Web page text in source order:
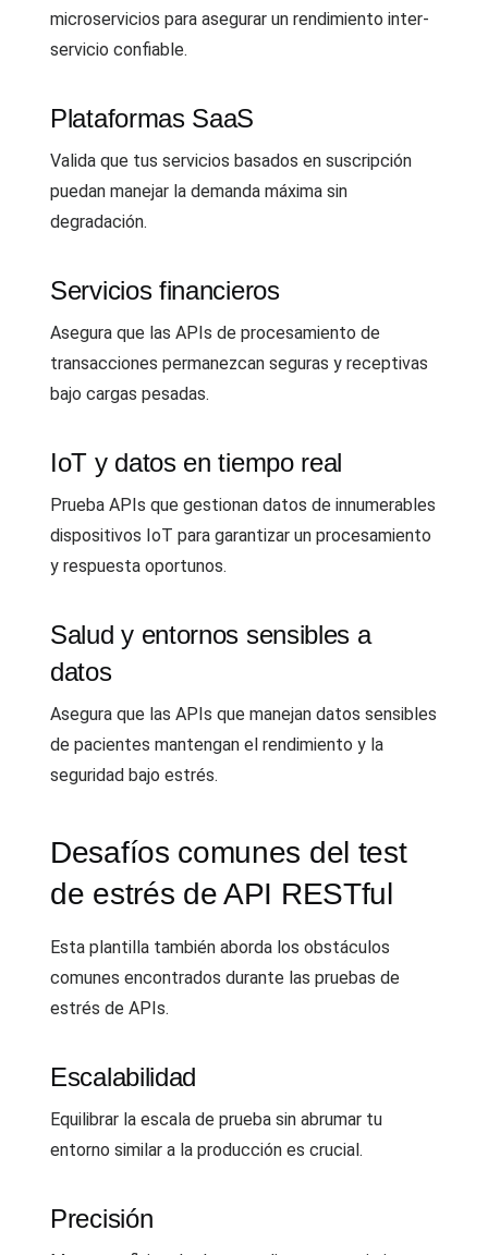
microservicios para asegurar un rendimiento inter-
servicio confiable.
Plataformas SaaS
Valida que tus servicios basados en suscripción
puedan manejar la demanda máxima sin
degradación.
Servicios financieros
Asegura que las APIs de procesamiento de
transacciones permanezcan seguras y receptivas
bajo cargas pesadas.
IoT y datos en tiempo real
Prueba APIs que gestionan datos de innumerables
dispositivos IoT para garantizar un procesamiento
y respuesta oportunos.
Salud y entornos sensibles a
datos
Asegura que las APIs que manejan datos sensibles
de pacientes mantengan el rendimiento y la
seguridad bajo estrés.
Desafíos comunes del test
de estrés de API RESTful
Esta plantilla también aborda los obstáculos
comunes encontrados durante las pruebas de
estrés de APIs.
Escalabilidad
Equilibrar la escala de prueba sin abrumar tu
entorno similar a la producción es crucial.
Precisión